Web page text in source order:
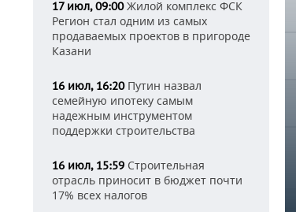
17 июл, 09:00Жилой комплекс ФСК
Регион стал одним из самых
продаваемых проектов в пригороде
Казани
16 июл, 16:20Путин назвал
семейную ипотеку самым
надежным инструментом
поддержки строительства
16 июл, 15:59 Строительная
отрасль приносит в бюджет почти
17% всех налогов